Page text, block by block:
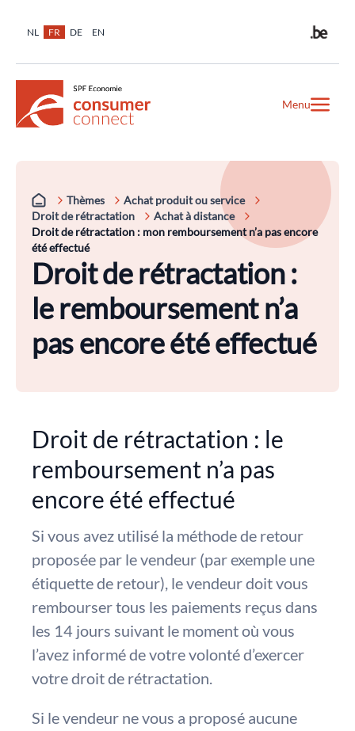
NL FR DE EN
Menu
Thèmes
Achat produit ou service
Droit de rétractation
Achat à distance
Droit de rétractation : mon remboursement n’a pas encore
été effectué
Droit de rétractation :
le remboursement n’a
pas encore été effectué
Droit de rétractation : le
remboursement n’a pas
encore été effectué
Si vous avez utilisé la méthode de retour
proposée par le vendeur (par exemple une
étiquette de retour), le vendeur doit vous
rembourser tous les paiements reçus dans
les 14 jours suivant le moment où vous
l’avez informé de votre volonté d’exercer
votre droit de rétractation.
Si le vendeur ne vous a proposé aucune